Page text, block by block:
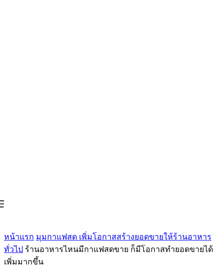
หน้าแรก มุมกาแฟสด เพิ่มโอกาสสร้างยอดขายให้ร้านอาหาร
ทั่วไป ร้านอาหารไหนมีกาแฟสดขาย ก็มีโอกาสทำยอดขายได้
เพิ่มมากขึ้น